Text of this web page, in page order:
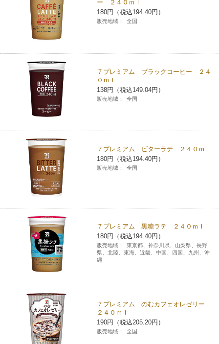
モバイルWi-Fiバッテリーシェアリング（店舗限定）
荷物預かりサービス「ecbocloakエクボクローク」（店舗限定）
パウダースペース ラブン（店舗限定）
ソフトバンクギフト
ー ２４０ｍｌ
180円（税込194.40円）
販売地域： 全国
７プレミアム ブラックコーヒー ２４
０ｍｌ
138円（税込149.04円）
販売地域： 全国
７プレミアム ビターラテ ２４０ｍｌ
180円（税込194.40円）
販売地域： 全国
７プレミアム 黒糖ラテ ２４０ｍｌ
180円（税込194.40円）
販売地域：
東京都、神奈川県、山梨県、長野
県、北陸、東海、近畿、中国、四国、九州、沖
縄
７プレミアム のむカフェオレゼリー
２４０ｍｌ
190円（税込205.20円）
販売地域： 全国